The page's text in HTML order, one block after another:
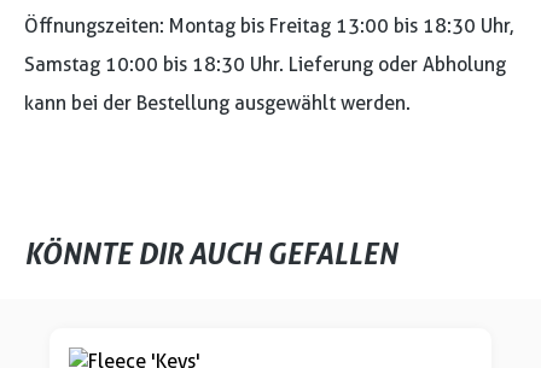
Öffnungszeiten: Montag bis Freitag 13:00 bis 18:30 Uhr,
Samstag 10:00 bis 18:30 Uhr. Lieferung oder Abholung
kann bei der Bestellung ausgewählt werden.
KÖNNTE DIR AUCH GEFALLEN